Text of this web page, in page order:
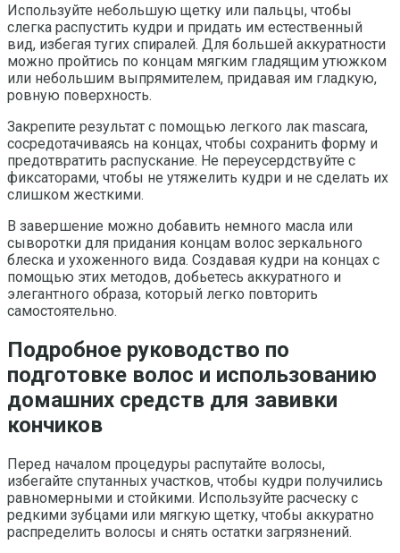
Используйте небольшую щетку или пальцы, чтобы
слегка распустить кудри и придать им естественный
вид, избегая тугих спиралей. Для большей аккуратности
можно пройтись по концам мягким гладящим утюжком
или небольшим выпрямителем, придавая им гладкую,
ровную поверхность.
Закрепите результат с помощью легкого лак mascara,
сосредотачиваясь на концах, чтобы сохранить форму и
предотвратить распускание. Не переусердствуйте с
фиксаторами, чтобы не утяжелить кудри и не сделать их
слишком жесткими.
В завершение можно добавить немного масла или
сыворотки для придания концам волос зеркального
блеска и ухоженного вида. Создавая кудри на концах с
помощью этих методов, добьетесь аккуратного и
элегантного образа, который легко повторить
самостоятельно.
Подробное руководство по
подготовке волос и использованию
домашних средств для завивки
кончиков
Перед началом процедуры распутайте волосы,
избегайте спутанных участков, чтобы кудри получились
равномерными и стойкими. Используйте расческу с
редкими зубцами или мягкую щетку, чтобы аккуратно
распределить волосы и снять остатки загрязнений.